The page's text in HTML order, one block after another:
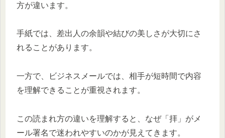
方が違います。
手紙では、差出人の余韻や結びの美しさが大切にさ
れることがあります。
一方で、ビジネスメールでは、相手が短時間で内容
を理解できることが重視されます。
この読まれ方の違いを理解すると、なぜ「拝」がメ
ール署名で迷われやすいのかが見えてきます。